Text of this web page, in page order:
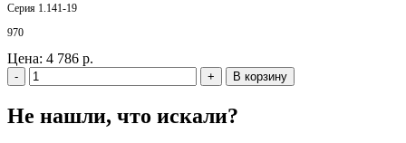
Серия 1.141-19
970
Цена: 4 786 р.
- + В корзину
Не нашли, что искали?